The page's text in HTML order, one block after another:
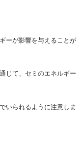
ーが影響を与えることが
じて、セミのエネルギー
いられるように注意しま